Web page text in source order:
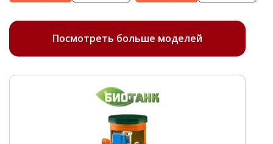
Посмотреть больше моделей